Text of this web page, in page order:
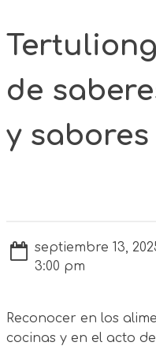
de
y sabores
septiembre 13,
3:00 pm
Reconocer en los
cocinas y en el acto